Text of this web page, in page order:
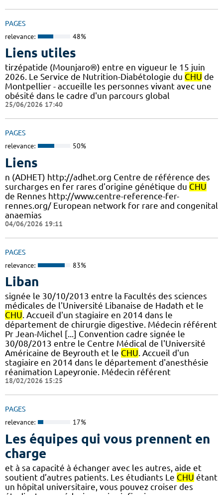
PAGES
relevance: 48%
Liens utiles
tirzépatide (Mounjaro®) entre en vigueur le 15 juin
2026. Le Service de Nutrition-Diabétologie du CHU de
Montpellier - accueille les personnes vivant avec une
obésité dans le cadre d'un parcours global
25/06/2026 17:40
PAGES
relevance: 50%
Liens
n (ADHET) http://adhet.org Centre de référence des
surcharges en fer rares d'origine génétique du CHU
de Rennes http://www.centre-reference-fer-
rennes.org/ European network for rare and congenital
anaemias
04/06/2026 19:11
PAGES
relevance: 83%
Liban
signée le 30/10/2013 entre la Facultés des sciences
médicales de l'Université Libanaise de Hadath et le
CHU. Accueil d'un stagiaire en 2014 dans le
département de chirurgie digestive. Médecin référent
Pr Jean-Michel [...] Convention cadre signée le
30/08/2013 entre le Centre Médical de l'Université
Américaine de Beyrouth et le CHU. Accueil d'un
stagiaire en 2014 dans le département d'anesthésie
réanimation Lapeyronie. Médecin référent
18/02/2026 15:25
PAGES
relevance: 17%
Les équipes qui vous prennent en
charge
et à sa capacité à échanger avec les autres, aide et
soutient d’autres patients. Les étudiants Le CHU étant
un hôpital universitaire, vous pouvez croiser des